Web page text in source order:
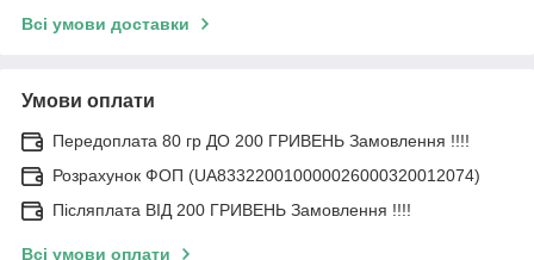
Всі умови доставки
Умови оплати
Передоплата 80 гр ДО 200 ГРИВЕНЬ Замовлення !!!!
Розрахунок ФОП (UA833220010000026000320012074)
Післяплата ВІД 200 ГРИВЕНЬ Замовлення !!!!
Всі умови оплати